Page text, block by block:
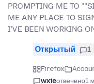
PROMPTING ME TO
ME ANY PLACE TO
I'VE BEEN WORKING
Открытый 1
Firefox
wxieотвечено1